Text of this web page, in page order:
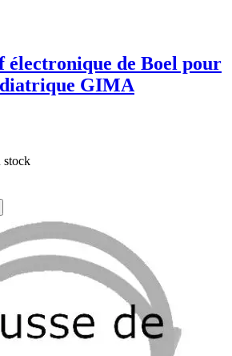
électronique de Boel pour
GIMA
stock